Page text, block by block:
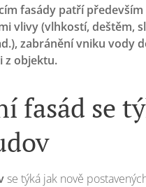
fasády patří především
vlivy (vlhkostí, deštěm,
zabránění vniku vody
z objektu.
fasád se
se týká jak nově